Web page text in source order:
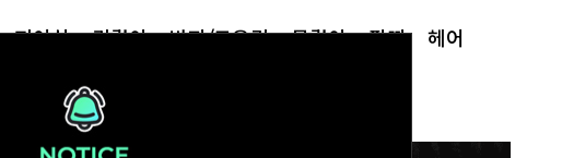
피어싱 귀걸이 반지/토우링 목걸이 팔찌 헤어